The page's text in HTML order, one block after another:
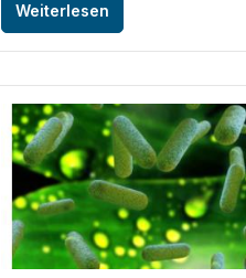
Weiterlesen